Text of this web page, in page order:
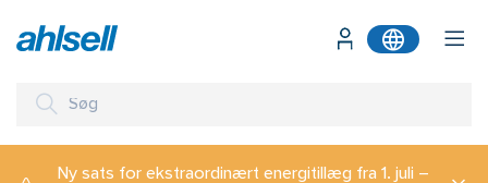
Ny sats for ekstraordinært energitillæg fra 1. juli –